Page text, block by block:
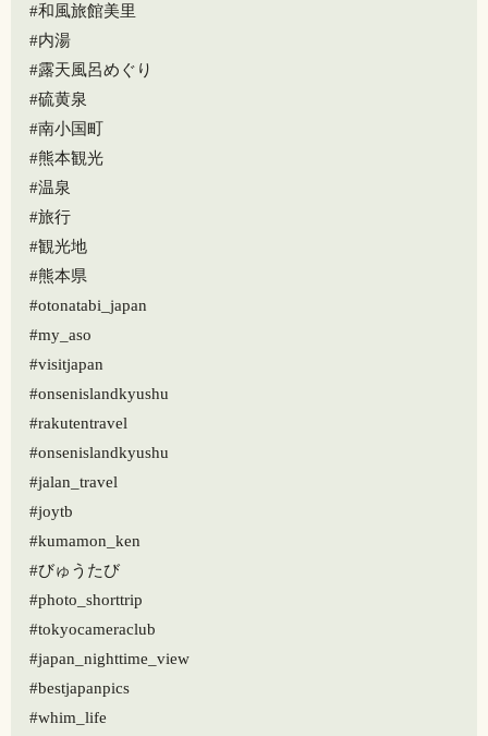
#和風旅館美里
#内湯
#露天風呂めぐり
#硫黄泉
#南小国町
#熊本観光
#温泉
#旅行
#観光地
#熊本県
#otonatabi_japan
#my_aso
#visitjapan
#onsenislandkyushu
#rakutentravel
#onsenislandkyushu
#jalan_travel
#joytb
#kumamon_ken
#びゅうたび
#photo_shorttrip
#tokyocameraclub
#japan_nighttime_view
#bestjapanpics
#whim_life